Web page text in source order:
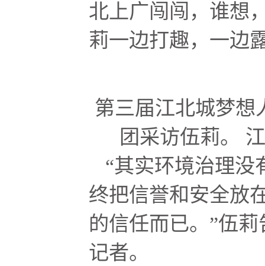
北上广闯闯，谁想
莉一边打趣，一边
第三届江北城梦想
团采访伍莉。
“其实环境治理没
终把信誉和安全放
的信任而已。”伍
记者。